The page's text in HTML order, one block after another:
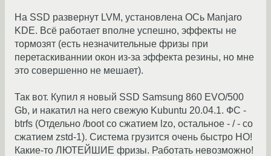
На SSD развернут LVM, установлена ОСь Manjaro
KDE. Всё работает вполне успешно, эффекты не
тормозят (есть незначительные фризы при
перетаскиваннии окон из-за эффекта резины, но мне
это совершенно не мешает).
Так вот. Купил я новый SSD Samsung 860 EVO/500
Gb, и накатил на него свежую Kubuntu 20.04.1. ФС -
btrfs (Отдельно /boot со сжатием lzo, остальное - / - со
сжатием zstd-1). Система грузится очень быстро НО!
Какие-то ЛЮТЕЙШИЕ фризы. Работать невозможно!